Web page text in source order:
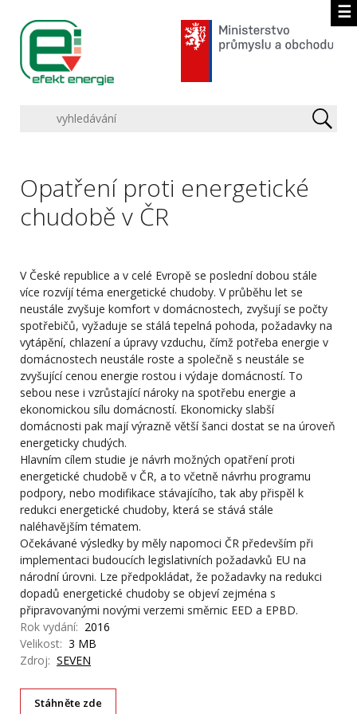
☰
Opatření proti energetické
chudobě v ČR
V České republice a v celé Evropě se poslední dobou stále
více rozvíjí téma energetické chudoby. V průběhu let se
neustále zvyšuje komfort v domácnostech, zvyšují se počty
spotřebičů, vyžaduje se stálá tepelná pohoda, požadavky na
vytápění, chlazení a úpravy vzduchu, čímž potřeba energie v
domácnostech neustále roste a společně s neustále se
zvyšující cenou energie rostou i výdaje domácností. To
sebou nese i vzrůstající nároky na spotřebu energie a
ekonomickou sílu domácností. Ekonomicky slabší
domácnosti pak mají výrazně větší šanci dostat se na úroveň
energeticky chudých.
Hlavním cílem studie je návrh možných opatření proti
energetické chudobě v ČR, a to včetně návrhu programu
podpory, nebo modifikace stávajícího, tak aby přispěl k
redukci energetické chudoby, která se stává stále
naléhavějším tématem.
Očekávané výsledky by měly napomoci ČR především při
implementaci budoucích legislativních požadavků EU na
národní úrovni. Lze předpokládat, že požadavky na redukci
dopadů energetické chudoby se objeví zejména s
připravovanými novými verzemi směrnic EED a EPBD.
Rok vydání: 2016
Velikost: 3 MB
Zdroj: SEVEN
Stáhněte zde